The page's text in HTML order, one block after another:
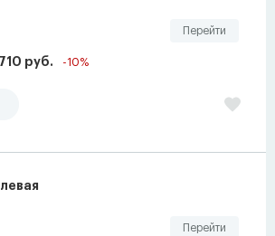
Перейти
руб. -10%
Перейти